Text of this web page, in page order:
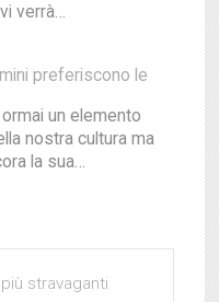
verrà…
preferiscono le
ormai un elemento
nostra cultura ma
la sua…
stravaganti